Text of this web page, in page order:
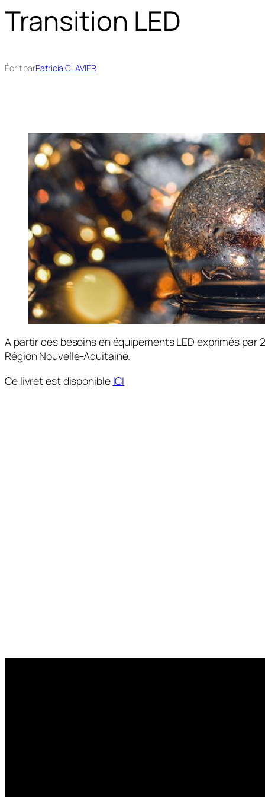
Transition LED
Écrit parPatricia CLAVIER
A partir des besoins en équipements LED exprimés par
Région Nouvelle-Aquitaine.
Ce livret est disponible ICI